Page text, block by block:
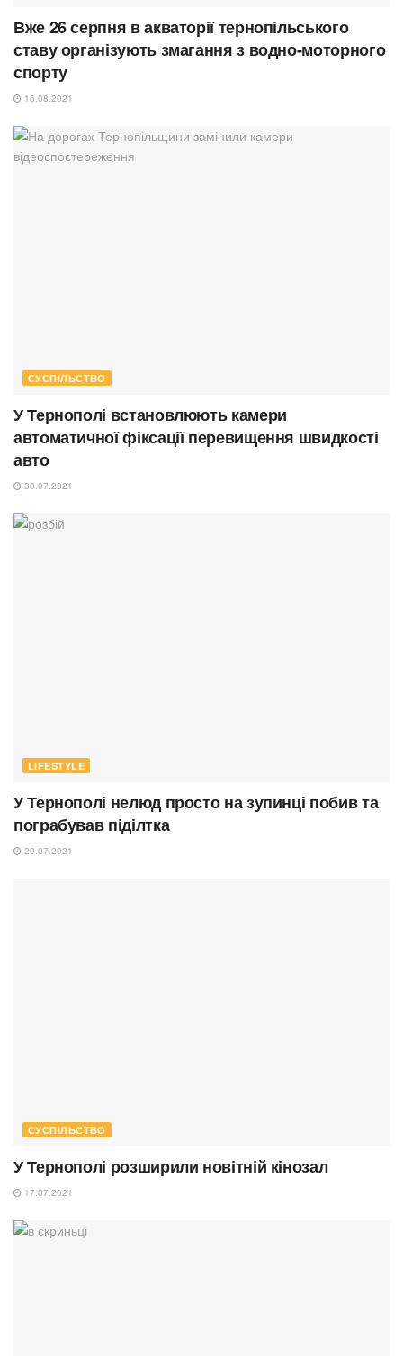
Вже 26 серпня в акваторії тернопільського
ставу організують змагання з водно-моторного
спорту
16.08.2021
СУСПІЛЬСТВО
У Тернополі встановлюють камери
автоматичної фіксації перевищення швидкості
авто
30.07.2021
LIFESTYLE
У Тернополі нелюд просто на зупинці побив та
пограбував піділтка
29.07.2021
СУСПІЛЬСТВО
У Тернополі розширили новітній кінозал
17.07.2021